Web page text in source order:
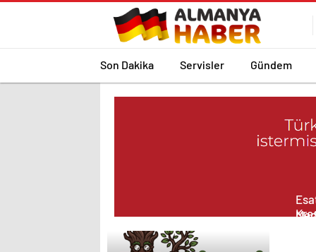
Son Dakika Servisler Gündem